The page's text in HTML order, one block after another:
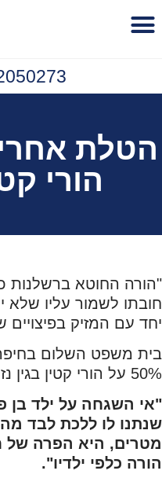
הטלת
הורי
"הורה החוטא ברשלנות
חובתו לשמור עליו שלא
יחד עם המזיק בפיצויים
בית משפט השלום
50% על הורי קטין בגין נזקי גוף שנגרמו לו וקבע כי:
"
שנתנו לו ללכת לבד
מטרים, היא הפרה של
הורה כלפי ילדיו".